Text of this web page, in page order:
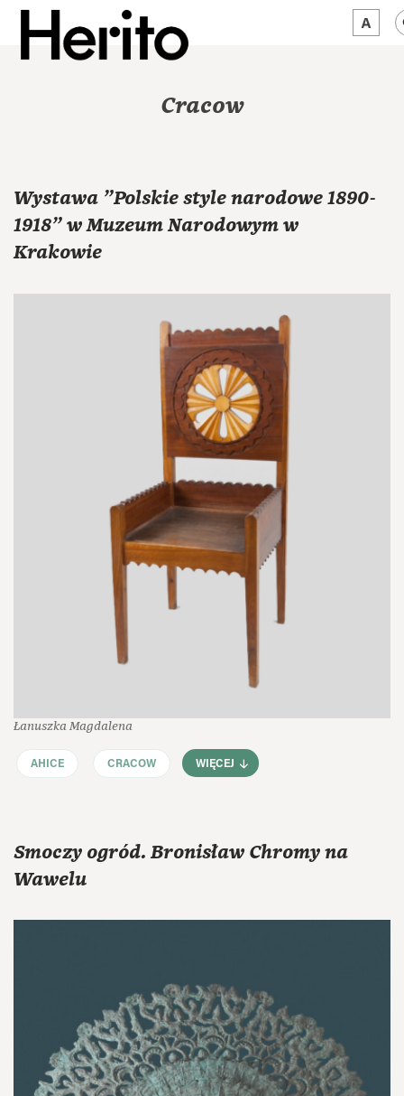
JĘZYK: PL
Cracow
Wystawa "Polskie style narodowe 1890-
1918" w Muzeum Narodowym w
Krakowie
Łanuszka Magdalena
AHICE CRACOW WIĘCEJ
Smoczy ogród. Bronisław Chromy na
Wawelu